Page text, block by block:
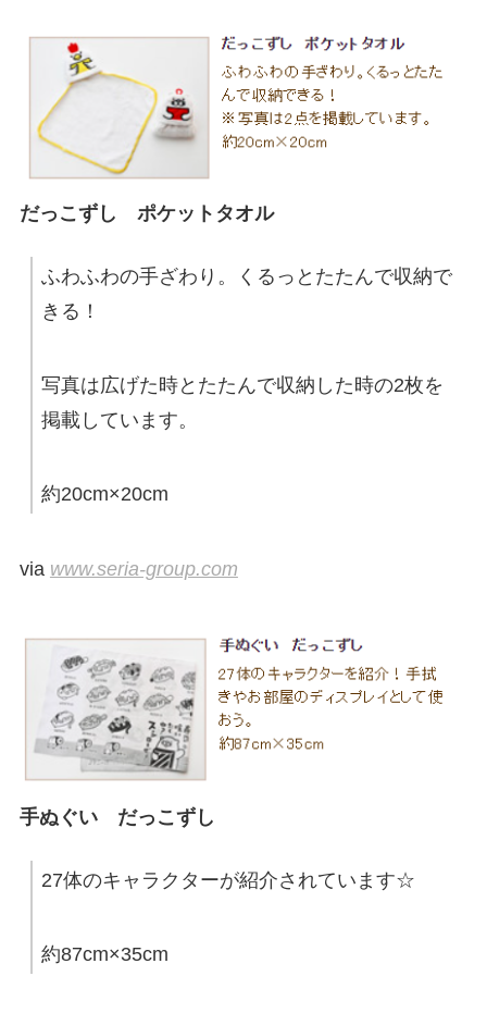
だっこずし ポケットタオル
ふわふわの手ざわり。くるっとたたんで収納で
きる！
写真は広げた時とたたんで収納した時の2枚を
掲載しています。
約20cm×20cm
via www.seria-group.com
手ぬぐい だっこずし
27体のキャラクターが紹介されています☆
約87cm×35cm